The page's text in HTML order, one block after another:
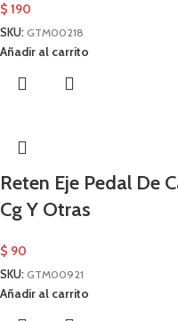
$ 190
SKU: GTM00218
Añadir al carrito
Reten Eje Pedal De
Cg Y Otras
$ 90
SKU: GTM00921
Añadir al carrito